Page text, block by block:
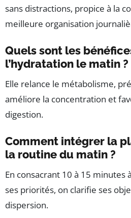
sans distractions, propice à la
meilleure organisation
Quels sont les
l’hydratation le matin ?
Elle relance le métabolisme,
améliore la concentration et
digestion.
Comment intégrer la
la routine du matin ?
En consacrant 10 à 15
ses priorités, on clarifie ses
dispersion.